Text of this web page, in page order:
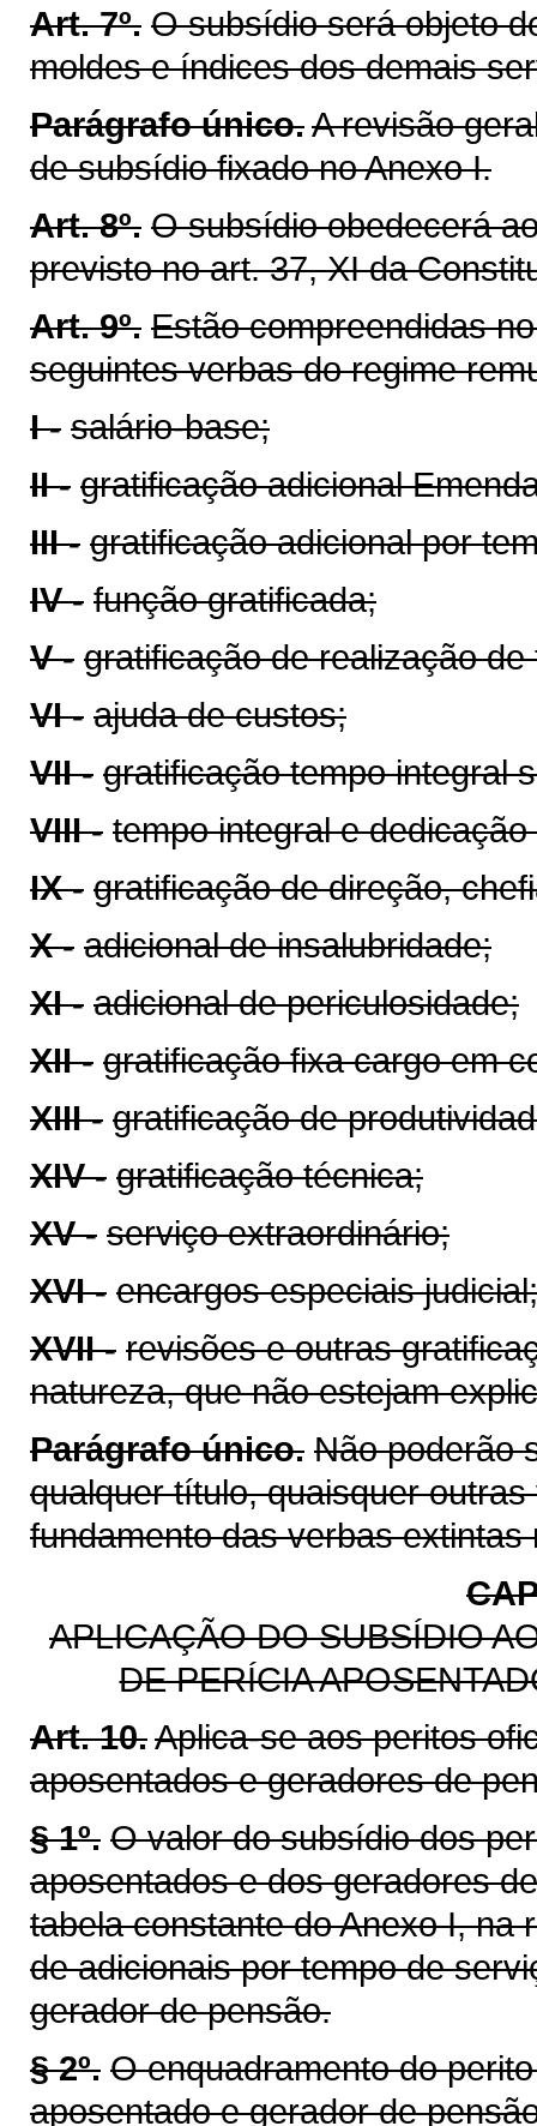
Art. 7º. O subsídio será objeto
moldes e índices dos demais
Parágrafo único.A revisão
de subsídio fixado no Anexo I.
Art. 8º. O subsídio obedecerá
previsto no art. 37, XI da
Art. 9º. Estão compreendidas
seguintes verbas do regime
I - salário-base;
II - gratificação adicional
III - gratificação adicional por
IV - função gratificada;
V - gratificação de realização
VI - ajuda de custos;
VII - gratificação tempo integral
VIII - tempo integral e
IX - gratificação de direção,
X - adicional de insalubridade;
XI - adicional de periculosidade;
XII - gratificação fixa cargo em
XIII - gratificação de
XIV - gratificação técnica;
XV - serviço extraordinário;
XVI - encargos especiais judicial;
XVII - revisões e outras
natureza, que não estejam
Parágrafo único. Não poderão
qualquer título, quaisquer
fundamento das verbas
APLICAÇÃO DO SUBSÍDIO
DE PERÍCIA
Art. 10.Aplica-se aos peritos
aposentados e geradores de
§ 1º. O valor do subsídio dos
aposentados e dos geradores
tabela constante do Anexo I, na
de adicionais por tempo de
gerador de pensão.
§ 2º. O enquadramento do
aposentado e gerador de